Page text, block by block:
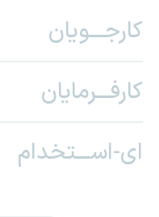
کارجـــویان
کارفـــرمایان
ای-اســـتخدام